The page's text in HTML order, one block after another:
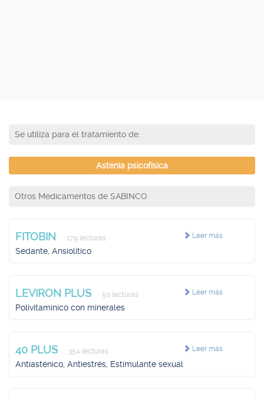
Se utiliza para el tratamiento de:
Astenia psicofísica
Otros Medicamentos de SABINCO
Leer más
FITOBIN 179 lecturas
Sedante, Ansiolítico
Leer más
LEVIRON PLUS 50 lecturas
Polivitamínico con minerales
Leer más
40 PLUS 354 lecturas
Antiasténico, Antiestrés, Estimulante sexual